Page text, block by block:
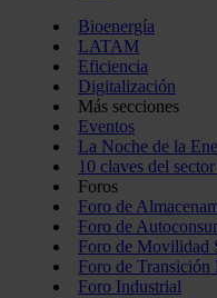
Bioenergía
LATAM
Eficiencia
Digitalización
Más secciones
Eventos
La Noche de la
10 claves del
Foros
Foro de
Foro de
Foro de Movilidad
Foro de Transición
Foro Industrial